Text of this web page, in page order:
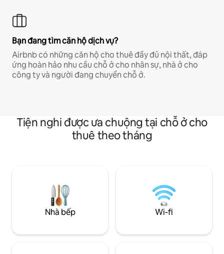
Bạn đang tìm căn hộ dịch vụ?
Airbnb có những căn hộ cho thuê đầy đủ nội thất, đáp
ứng hoàn hảo nhu cầu chỗ ở cho nhân sự, nhà ở cho
công ty và người đang chuyển chỗ ở.
Tiện nghi được ưa chuộng tại chỗ ở cho
thuê theo tháng
Nhà bếp Wi-fi